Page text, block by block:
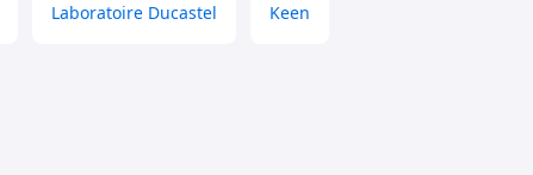
Laboratoire Ducastel Keen